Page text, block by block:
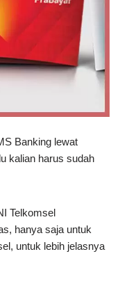
Banking lewat
kalian harus sudah
Telkomsel
hanya saja untuk
untuk lebih jelasnya